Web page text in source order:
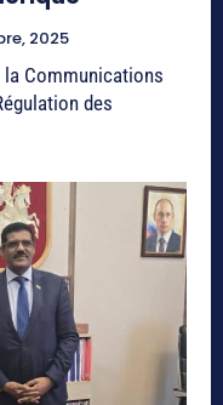
2025
Communications
des